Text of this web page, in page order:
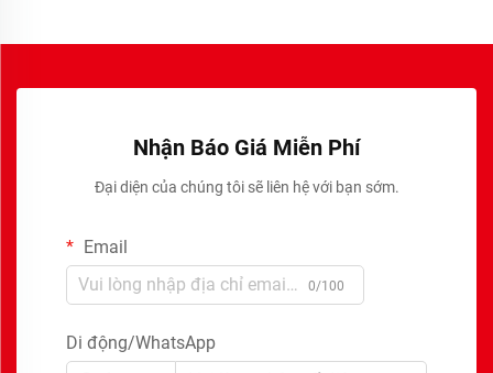
Nhận Báo Giá Miễn Phí
Đại diện của chúng tôi sẽ liên hệ với bạn sớm.
Email
0/100
Di động/WhatsApp